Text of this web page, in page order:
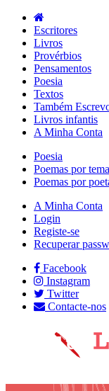
Escritores
Livros
Provérbios
Pensamentos
Poesia
Textos
Também
Livros infantis
A Minha Conta
Poesia
Poemas por tema
Poemas por
A Minha Conta
Login
Registe-se
Recuperar
Facebook
Instagram
Twitter
Contacte-nos